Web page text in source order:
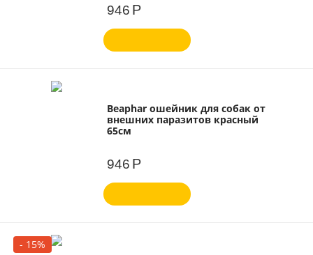
946 Р
Beaphar ошейник для собак от
внешних паразитов красный
65см
946 Р
- 15%